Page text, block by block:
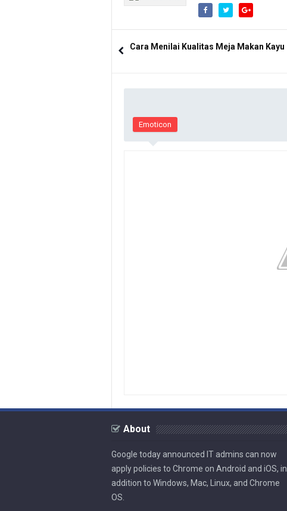
Cara Menilai Kualitas Meja Makan Kayu
Emoticon
About
Google today announced IT admins can now
apply policies to Chrome on Android and iOS, in
addition to Windows, Mac, Linux, and Chrome
OS.